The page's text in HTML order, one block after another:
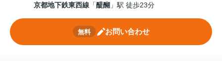
京都地下鉄東西線 「醍醐 」駅 徒歩23分
無料 お問い合わせ